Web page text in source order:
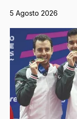
5 Agosto 2026